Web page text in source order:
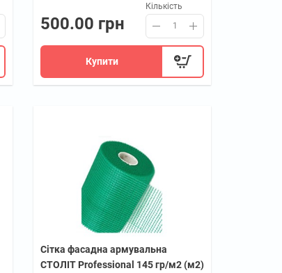
500.00 грн
Кількість
Купити
Сітка фасадна армувальна
СТОЛІТ Professional 145 гр/м2 (м2)